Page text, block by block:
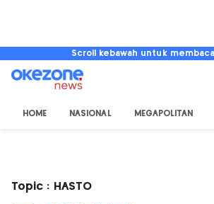
Scroll kebawah untuk
HOME NASIONAL MEGAPOLITAN
Topic : HASTO